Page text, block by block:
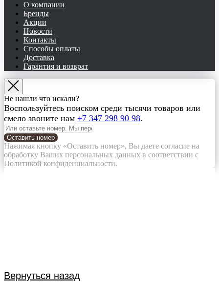
О компании
Бренды
Акции
Новости
Контакты
Способы оплаты
Доставка
Гарантия и возврат
Не нашли что искали?
Воспользуйтесь поиском среди тысячи товаров или
смело звоните нам +7 347 298 90 98.
Оставить номер
Нажимая кнопку «Оставить номер», Вы даете согласие на
обработку Ваших персональных данных в соответствии с
Политикой конфиденциальности.
Вернуться назад